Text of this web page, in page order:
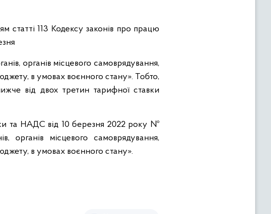
статті 113 Кодексу законів про працю
органів місцевого самоврядування,
в умовах воєнного стану». Тобто,
від двох третин тарифної ставки
та НАДС від 10 березня 2022 року №
органів місцевого самоврядування,
в умовах воєнного стану».